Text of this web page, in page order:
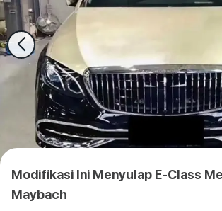
Modifikasi Ini Menyulap E-Class
Maybach